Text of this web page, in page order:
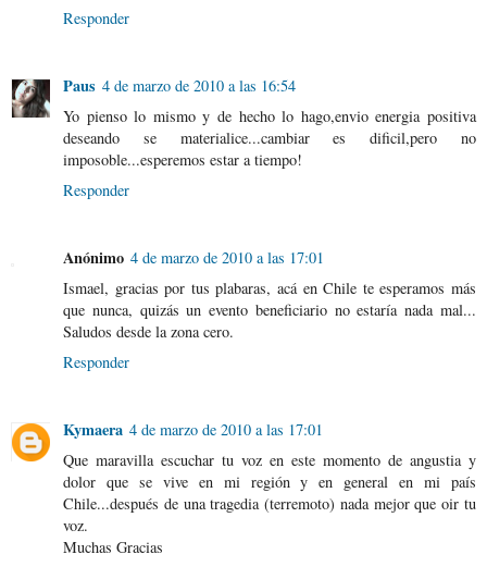
Responder
Paus 4 de marzo de 2010 a las 16:54
Yo pienso lo mismo y de hecho lo hago,envio energia positiva
deseando se materialice...cambiar es dificil,pero no
imposoble...esperemos estar a tiempo!
Responder
Anónimo 4 de marzo de 2010 a las 17:01
Ismael, gracias por tus plabaras, acá en Chile te esperamos más
que nunca, quizás un evento beneficiario no estaría nada mal...
Saludos desde la zona cero.
Responder
Kymaera 4 de marzo de 2010 a las 17:01
Que maravilla escuchar tu voz en este momento de angustia y
dolor que se vive en mi región y en general en mi país
Chile...después de una tragedia (terremoto) nada mejor que oir tu
voz.
Muchas Gracias